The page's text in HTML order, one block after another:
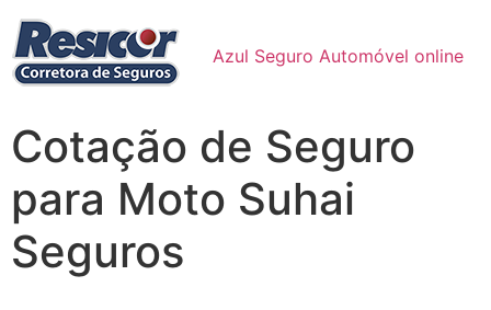
Azul Seguro Automóvel online
Cotação de Seguro
para Moto Suhai
Seguros